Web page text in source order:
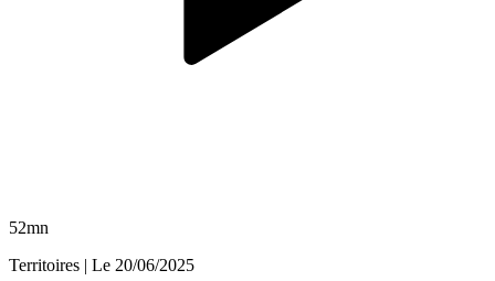
52mn
Territoires | Le 20/06/2025